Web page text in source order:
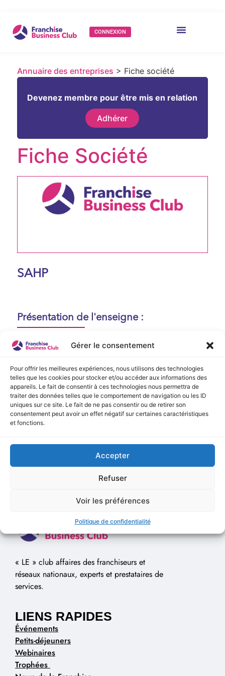
Gérer le consentement
Pour offrir les meilleures expériences, nous utilisons des technologies
telles que les cookies pour stocker et/ou accéder aux informations des
appareils. Le fait de consentir à ces technologies nous permettra de
traiter des données telles que le comportement de navigation ou les ID
uniques sur ce site. Le fait de ne pas consentir ou de retirer son
consentement peut avoir un effet négatif sur certaines caractéristiques
et fonctions.
Accepter
Refuser
Voir les préférences
Politique de confidentialité
CONNEXION
Annuaire des entreprises > Fiche société
Devenez membre pour être mis en relation
Adhérer
Fiche Société
SAHP
Présentation de l'enseigne :
Aucune présentation n'est disponible
actuellement !
Vidéo de Présentation
Aucune vidéo disponible.
« LE » club affaires des franchiseurs et
réseaux nationaux, experts et prestataires de
services.
LIENS RAPIDES
Événements
Petits-déjeuners
Webinaires
Trophées